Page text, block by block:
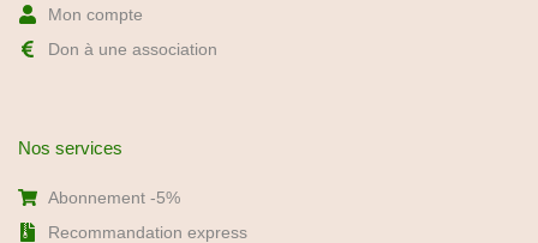
Mon compte
Don à une association
Nos services
Abonnement -5%
Recommandation express